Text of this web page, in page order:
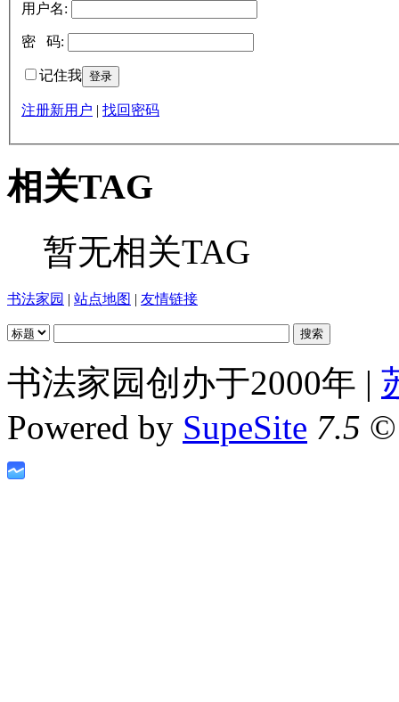
用户名:
密 码:
记住我
注册新用户 | 找回密码
相关TAG
暂无相关TAG
书法家园 | 站点地图 | 友情链接
书法家园创办于2000年 |
Powered by SupeSite 7.5 ©